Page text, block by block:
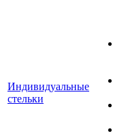
Индивидуальные
стельки